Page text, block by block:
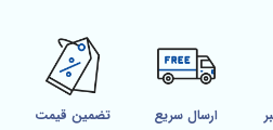
ارسال سریع تضمین قیمت